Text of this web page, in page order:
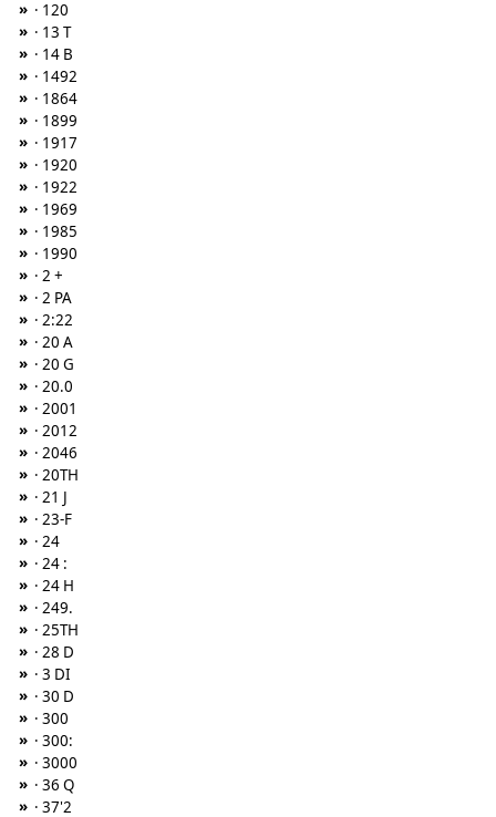
» · 120
» · 13 T
» · 14 B
» · 1492
» · 1864
» · 1899
» · 1917
» · 1920
» · 1922
» · 1969
» · 1985
» · 1990
» · 2 +
» · 2 PA
» · 2:22
» · 20 A
» · 20 G
» · 20.0
» · 2001
» · 2012
» · 2046
» · 20TH
» · 21 J
» · 23-F
» · 24
» · 24 :
» · 24 H
» · 249.
» · 25TH
» · 28 D
» · 3 DI
» · 30 D
» · 300
» · 300:
» · 3000
» · 36 Q
» · 37'2